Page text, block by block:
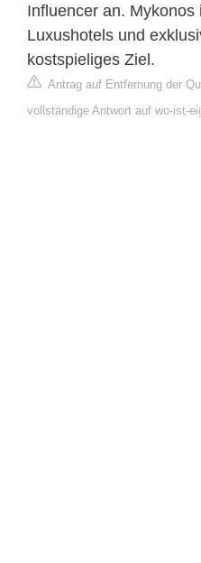
Influencer an. Mykonos
Luxushotels und
kostspieliges Ziel.
Antrag auf Entfernung der
vollständige Antwort auf wo-ist-